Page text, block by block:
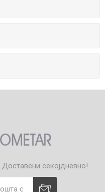
Доставени секојдневно!